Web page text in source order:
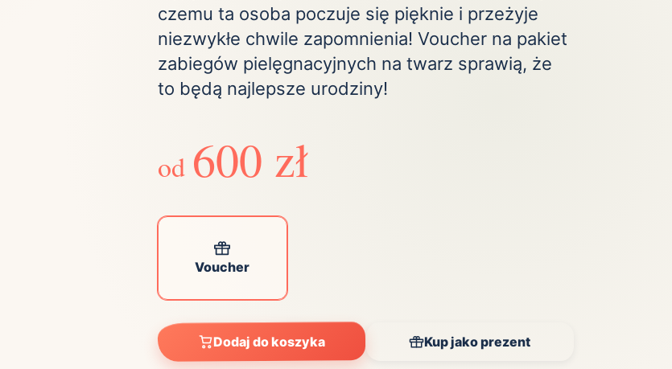
czemu ta osoba poczuje się pięknie i przeżyje
niezwykłe chwile zapomnienia! Voucher na pakiet
zabiegów pielęgnacyjnych na twarz sprawią, że
to będą najlepsze urodziny!
od 600 zł
Voucher
Dodaj do koszyka Kup jako prezent